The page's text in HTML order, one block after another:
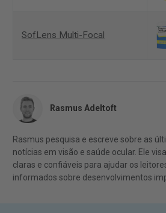
SofLens Multi-Focal
Rasmus Adeltoft
Rasmus pesquisa e escreve sobre as
notícias em visão e saúde ocular. Ele
claras e confiáveis para ajudar os
informados sobre desenvolvimentos